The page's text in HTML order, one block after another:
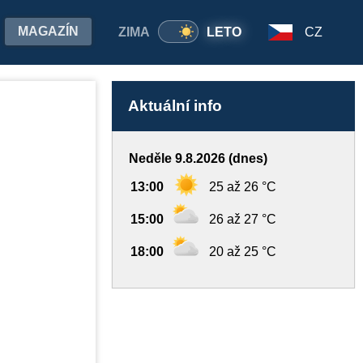
ZIMA LETO
MAGAZÍN CZ
Aktuální info
Neděle 9.8.2026 (dnes)
13:00 25 až 26 °C
15:00 26 až 27 °C
18:00 20 až 25 °C